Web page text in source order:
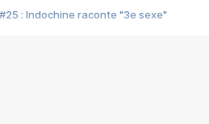
#25 : Indochine raconte "3e sexe"